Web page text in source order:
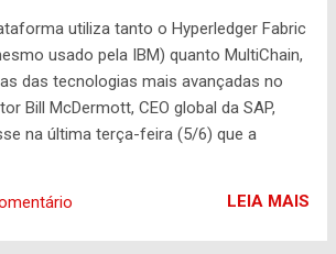
sobre tecnologia, humanidades e
exponenciais, Leonhard listou dez
para o futuro que você precisa
hoje. Exponencial é o novo normal.
pensamento linear será prejudicial Em
Em 2020, serão 47 Zetabytes
utiliza tanto o Hyperledger Fabric
usado pela IBM) quanto MultiChain,
das tecnologias mais avançadas no
Bill McDermott, CEO global da SAP,
na última terça-feira (5/6) que a
confiável para transações no mundo
negócios. Desde os anos 70, com as
LEIA MAIS